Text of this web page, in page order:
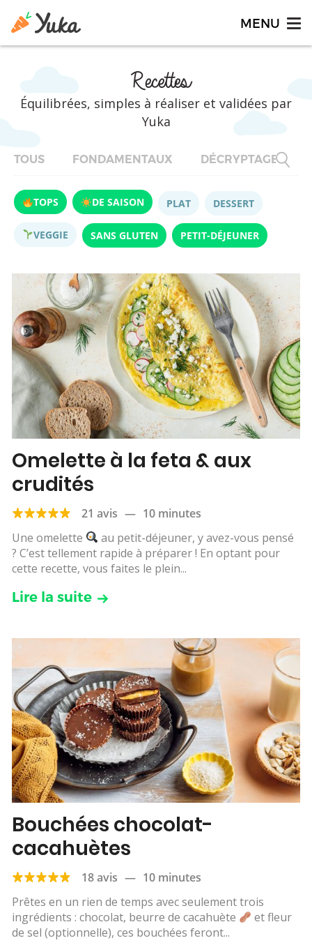
Recettes
Équilibrées, simples à réaliser et validées par
Yuka
TOUS FONDAMENTAUX DÉCRYPTAGES
TOPS DE SAISON PLAT DESSERT
VEGGIE SANS GLUTEN PETIT-DÉJEUNER
Omelette à la feta & aux
crudités
21 avis — 10 minutes
Une omelette
au petit-déjeuner, y avez-vous pensé
? C’est tellement rapide à préparer ! En optant pour
cette recette, vous faites le plein...
Lire la suite
Bouchées chocolat-
cacahuètes
18 avis — 10 minutes
Prêtes en un rien de temps avec seulement trois
ingrédients : chocolat, beurre de cacahuète
et fleur
de sel (optionnelle), ces bouchées feront...